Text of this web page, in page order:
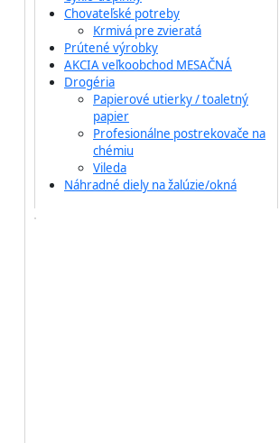
Chovateľské potreby
Krmivá pre zvieratá
Prútené výrobky
AKCIA veľkoobchod MESAČNÁ
Drogéria
Papierové utierky / toaletný
papier
Profesionálne postrekovače na
chémiu
Vileda
Náhradné diely na žalúzie/okná